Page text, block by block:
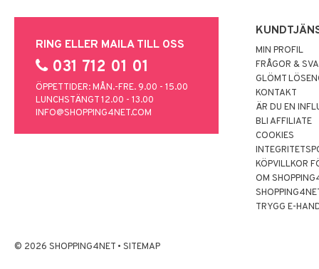
RING ELLER MAILA TILL OSS
031 712 01 01
ÖPPETTIDER: MÅN.-FRE. 9.00 - 15.00
LUNCHSTÄNGT 12.00 - 13.00
INFO@SHOPPING4NET.COM
MIN PROFIL
FRÅGOR &
GLÖMT
KONTAKT
ÄR DU EN
BLI AFFILIATE
COOKIES
KÖPVILLKOR
OM
TRYGG E-
© 2026 SHOPPING4NET • SITEMAP